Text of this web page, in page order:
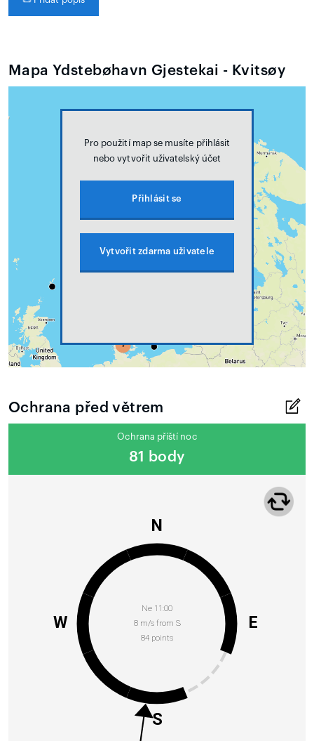
Mapa Ydstebøhavn Gjestekai - Kvitsøy
Pro použití map se musíte přihlásit
nebo vytvořit uživatelský účet
Přihlásit se
Vytvořit zdarma uživatele
Ochrana před větrem
Ochrana příští noc
81 body
Ne 11:00
8 m/s from S
84 points
N
E
S
W